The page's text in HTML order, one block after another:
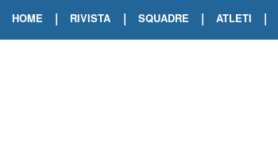
HOME | RIVISTA | SQUADRE | ATLETI |